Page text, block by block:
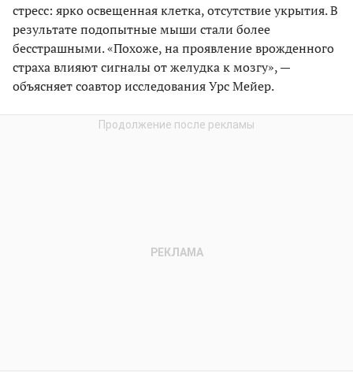
стресс: ярко освещенная клетка, отсутствие укрытия. В
результате подопытные мыши стали более
бесстрашными. «Похоже, на проявление врожденного
страха влияют сигналы от желудка к мозгу», —
объясняет соавтор исследования Урс Мейер.